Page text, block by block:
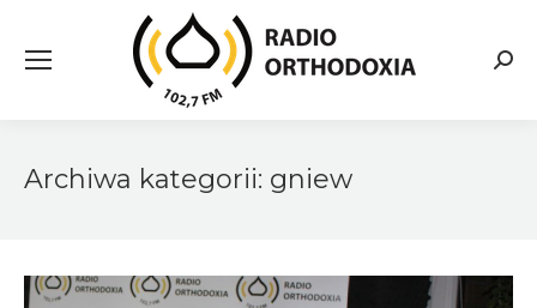
Archiwa kategorii: gniew